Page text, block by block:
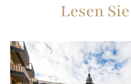
Lesen